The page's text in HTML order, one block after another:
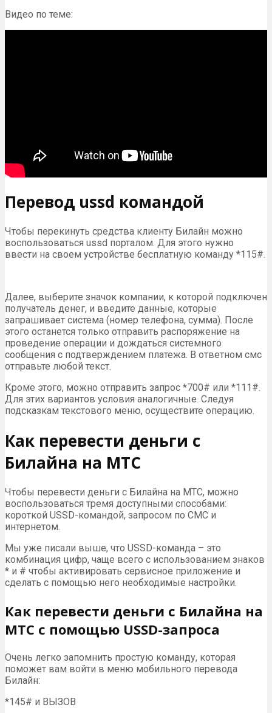
Видео по теме:
Перевод ussd командой
Чтобы перекинуть средства клиенту Билайн можно
воспользоваться ussd порталом. Для этого нужно
ввести на своем устройстве бесплатную команду *115#.
Далее, выберите значок компании, к которой подключен
получатель денег, и введите данные, которые
запрашивает система (номер телефона, сумма). После
этого останется только отправить распоряжение на
проведение операции и дождаться системного
сообщения с подтверждением платежа. В ответном смс
отправьте любой текст.
Кроме этого, можно отправить запрос *700# или *111#.
Для этих вариантов условия аналогичные. Следуя
подсказкам текстового меню, осуществите операцию.
Как перевести деньги с
Билайна на МТС
Чтобы перевести деньги с Билайна на МТС, можно
воспользоваться тремя доступными способами:
короткой USSD-командой, запросом по СМС и
интернетом.
Мы уже писали выше, что USSD-команда – это
комбинация цифр, чаще всего с использованием знаков
* и # чтобы активировать сервисное приложение и
сделать с помощью него необходимые настройки.
Как перевести деньги с Билайна на
МТС с помощью USSD-запроса
Очень легко запомнить простую команду, которая
поможет вам войти в меню мобильного перевода
Билайн:
*145# и ВЫЗОВ